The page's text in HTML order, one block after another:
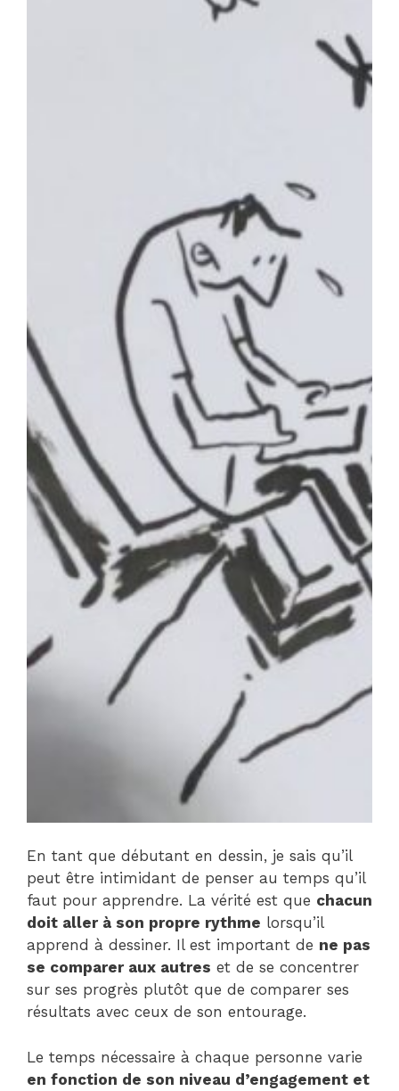
En tant que débutant en dessin, je sais qu’il
peut être intimidant de penser au temps qu’il
faut pour apprendre. La vérité est que chacun
doit aller à son propre rythme lorsqu’il
apprend à dessiner. Il est important de ne pas
se comparer aux autres et de se concentrer
sur ses progrès plutôt que de comparer ses
résultats avec ceux de son entourage.
Le temps nécessaire à chaque personne varie
en fonction de son niveau d’engagement et